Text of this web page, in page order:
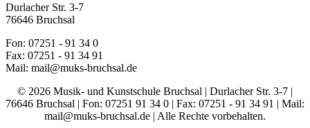
Durlacher Str. 3-7
76646 Bruchsal
Fon: 07251 - 91 34 0
Fax: 07251 - 91 34 91
Mail: mail@muks-bruchsal.de
© 2026 Musik- und Kunstschule Bruchsal | Durlacher Str. 3-7 |
76646 Bruchsal | Fon: 07251 91 34 0 | Fax: 07251 - 91 34 91 | Mail:
mail@muks-bruchsal.de | Alle Rechte vorbehalten.